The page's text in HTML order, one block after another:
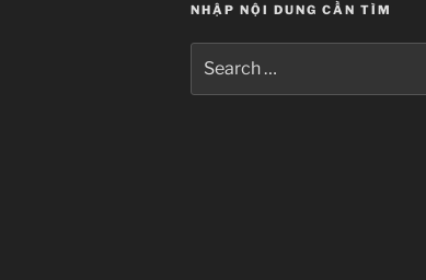
NHẬP NỘI DUNG CẦN TÌM
for: